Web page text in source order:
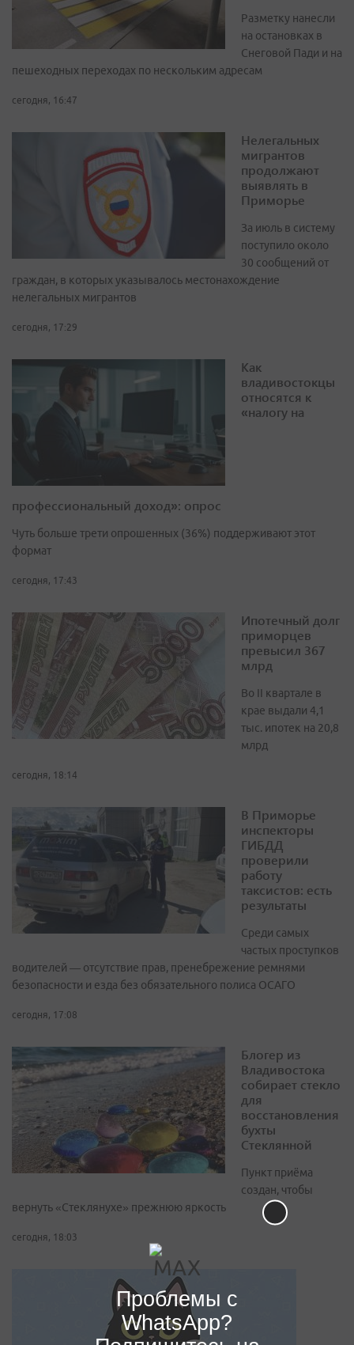
Разметку нанесли
на остановках в
Снеговой Пади и на
пешеходных переходах по нескольким адресам
сегодня, 16:47
Нелегальных
мигрантов
продолжают
выявлять в
Приморье
За июль в систему
поступило около
30 сообщений от
граждан, в которых указывалось местонахождение
нелегальных мигрантов
сегодня, 17:29
Как
владивостокцы
относятся к
«налогу на
профессиональный доход»: опрос
Чуть больше трети опрошенных (36%) поддерживают этот
формат
сегодня, 17:43
Ипотечный долг
приморцев
превысил 367
млрд
Во II квартале в
крае выдали 4,1
тыс. ипотек на 20,8
млрд
сегодня, 18:14
В Приморье
инспекторы
ГИБДД
проверили
работу
таксистов: есть
результаты
Среди самых
частых проступков
водителей — отсутствие прав, пренебрежение ремнями
безопасности и езда без обязательного полиса ОСАГО
сегодня, 17:08
Блогер из
Владивостока
собирает стекло
для
восстановления
бухты
Стеклянной
Пункт приёма
создан, чтобы
вернуть «Стеклянухе» прежнюю яркость
сегодня, 18:03
Проблемы с
WhatsApp?